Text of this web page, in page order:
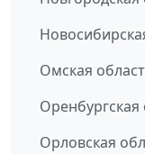
Омская
Оренбургская
Орловская